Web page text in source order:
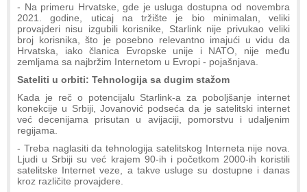
- Na primeru Hrvatske, gde je usluga dostupna od novembra
2021. godine, uticaj na tržište je bio minimalan, veliki
provajderi nisu izgubili korisnike, Starlink nije privukao veliki
broj korisnika, što je posebno relevantno imajući u vidu da
Hrvatska, iako članica Evropske unije i NATO, nije među
zemljama sa najbržim Internetom u Evropi - pojašnjava.
Sateliti u orbiti: Tehnologija sa dugim stažom
Kada je reč o potencijalu Starlink-a za poboljšanje internet
konekcije u Srbiji, Jovanović podseća da je satelitski internet
već decenijama prisutan u avijaciji, pomorstvu i udaljenim
regijama.
- Treba naglasiti da tehnologija satelitskog Interneta nije nova.
Ljudi u Srbiji su već krajem 90-ih i početkom 2000-ih koristili
satelitske Internet veze, a takve usluge su dostupne i danas
kroz različite provajdere.